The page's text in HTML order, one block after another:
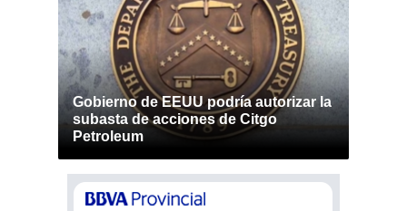
Gobierno de EEUU podría autorizar la
subasta de acciones de Citgo
Petroleum